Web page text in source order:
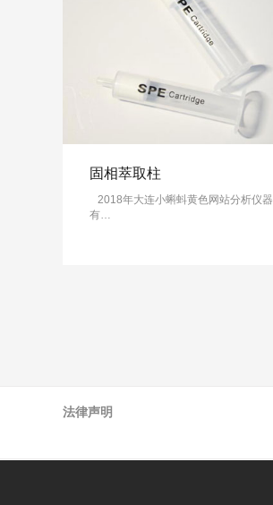
固相萃取柱
2018年大连小蝌蚪黄色网站分析仪器
有…
法律声明